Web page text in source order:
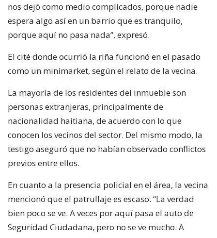
nos dejó como medio complicados, porque nadie
espera algo así en un barrio que es tranquilo,
porque aquí no pasa nada”, expresó.
El cité donde ocurrió la riña funcionó en el pasado
como un minimarket, según el relato de la vecina.
La mayoría de los residentes del inmueble son
personas extranjeras, principalmente de
nacionalidad haitiana, de acuerdo con lo que
conocen los vecinos del sector. Del mismo modo, la
testigo aseguró que no habían observado conflictos
previos entre ellos.
En cuanto a la presencia policial en el área, la vecina
mencionó que el patrullaje es escaso. “La verdad
bien poco se ve. A veces por aquí pasa el auto de
Seguridad Ciudadana, pero no se ve mucho. A